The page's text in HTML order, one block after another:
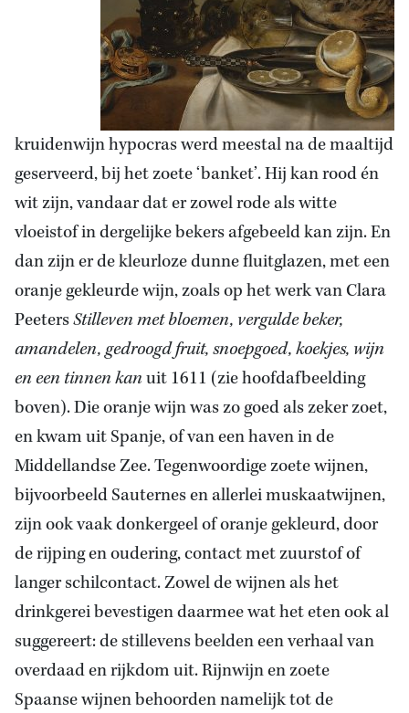
kruidenwijn hypocras werd meestal na de maaltijd
geserveerd, bij het zoete ‘banket’. Hij kan rood én
wit zijn, vandaar dat er zowel rode als witte
vloeistof in dergelijke bekers afgebeeld kan zijn. En
dan zijn er de kleurloze dunne fluitglazen, met een
oranje gekleurde wijn, zoals op het werk van Clara
PeetersStilleven met bloemen, vergulde beker,
amandelen, gedroogd fruit, snoepgoed, koekjes, wijn
en een tinnen kanuit 1611 (zie hoofdafbeelding
boven). Die oranje wijn was zo goed als zeker zoet,
en kwam uit Spanje, of van een haven in de
Middellandse Zee. Tegenwoordige zoete wijnen,
bijvoorbeeld Sauternes en allerlei muskaatwijnen,
zijn ook vaak donkergeel of oranje gekleurd, door
de rijping en oudering, contact met zuurstof of
langer schilcontact. Zowel de wijnen als het
drinkgerei bevestigen daarmee wat het eten ook al
suggereert: de stillevens beelden een verhaal van
overdaad en rijkdom uit. Rijnwijn en zoete
Spaanse wijnen behoorden namelijk tot de